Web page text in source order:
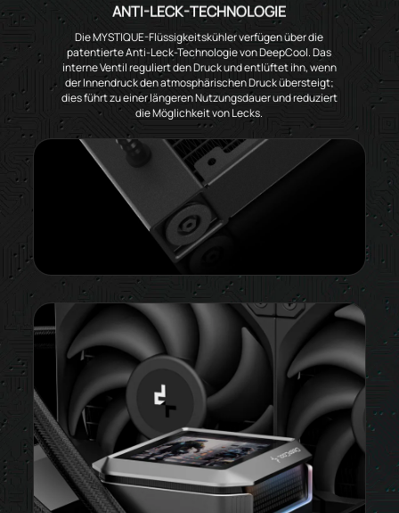
ANTI-LECK-TECHNOLOGIE
Die MYSTIQUE-Flüssigkeitskühler verfügen über die
patentierte Anti-Leck-Technologie von DeepCool. Das
interne Ventil reguliert den Druck und entlüftet ihn, wenn
der Innendruck den atmosphärischen Druck übersteigt;
dies führt zu einer längeren Nutzungsdauer und reduziert
die Möglichkeit von Lecks.